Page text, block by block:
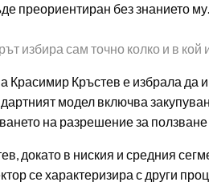
преориентиран без знанието му.
избира сам точно колко и в кой
Красимир Кръстев е избрала да
модел включва
на разрешение за ползване
докато в ниския и средния
се характеризира с други